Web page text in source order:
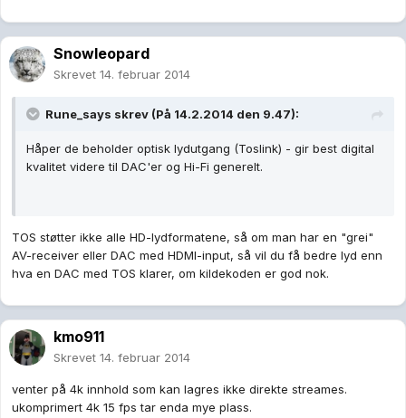
Snowleopard
Skrevet 14. februar 2014
Rune_says skrev (På 14.2.2014 den 9.47):
Håper de beholder optisk lydutgang (Toslink) - gir best digital
kvalitet videre til DAC'er og Hi-Fi generelt.
TOS støtter ikke alle HD-lydformatene, så om man har en "grei"
AV-receiver eller DAC med HDMI-input, så vil du få bedre lyd enn
hva en DAC med TOS klarer, om kildekoden er god nok.
kmo911
Skrevet 14. februar 2014
venter på 4k innhold som kan lagres ikke direkte streames.
ukomprimert 4k 15 fps tar enda mye plass.